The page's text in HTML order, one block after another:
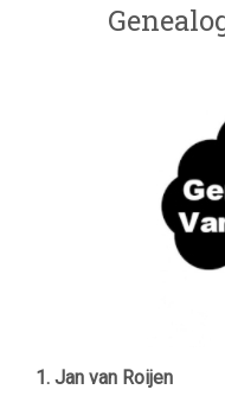
1. Jan van Roijen